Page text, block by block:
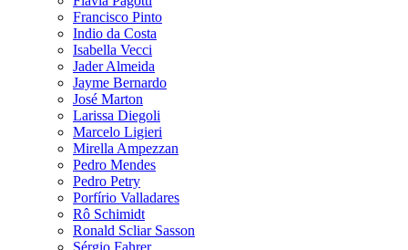
Francisco Pinto
Indio da Costa
Isabella Vecci
Jader Almeida
Jayme Bernardo
José Marton
Larissa Diegoli
Marcelo Ligieri
Mirella Ampezzan
Pedro Mendes
Pedro Petry
Porfírio Valladares
Rô Schimidt
Ronald Scliar Sasson
Sérgio Fahrer